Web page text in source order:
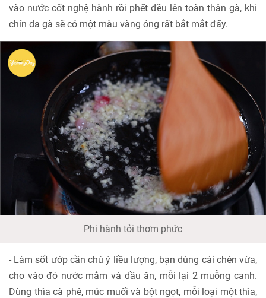
vào nước cốt nghệ hành rồi phết đều lên toàn thân gà, khi
chín da gà sẽ có một màu vàng óng rất bắt mắt đấy.
Phi hành tỏi thơm phức
- Làm sốt ướp cần chú ý liều lượng, bạn dùng cái chén vừa,
cho vào đó nước mắm và dầu ăn, mỗi lại 2 muỗng canh.
Dùng thìa cà phê, múc muối và bột ngọt, mỗi loại một thìa,